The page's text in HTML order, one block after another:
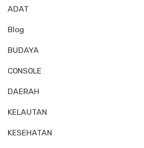
ADAT
Blog
BUDAYA
CONSOLE
DAERAH
KELAUTAN
KESEHATAN